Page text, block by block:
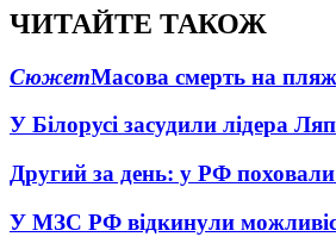
ЧИТАЙТЕ ТАКОЖ
СюжетМасова смерть на
У Білорусі засудили лідера
Другий за день: у РФ
У МЗС РФ відкинули